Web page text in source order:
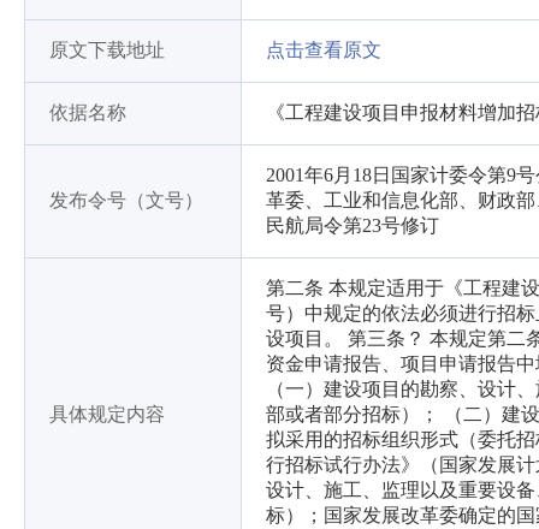
原文下载地址 点击查看原文
依据名称 《工程建设项目申报材料增加
发布令号（文号）
2001年6月18日国家计委令第9
革委、工业和信息化部、财政
民航局令第23号修订
具体规定内容
第二条 本规定适用于《工程建
号）中规定的依法必须进行招
设项目。 第三条？ 本规定第二
资金申请报告、项目申请报告
（一）建设项目的勘察、设计
部或者部分招标）； （二）建
拟采用的招标组织形式（委托
行招标试行办法》（国家发展
设计、施工、监理以及重要设
标）；国家发展改革委确定的